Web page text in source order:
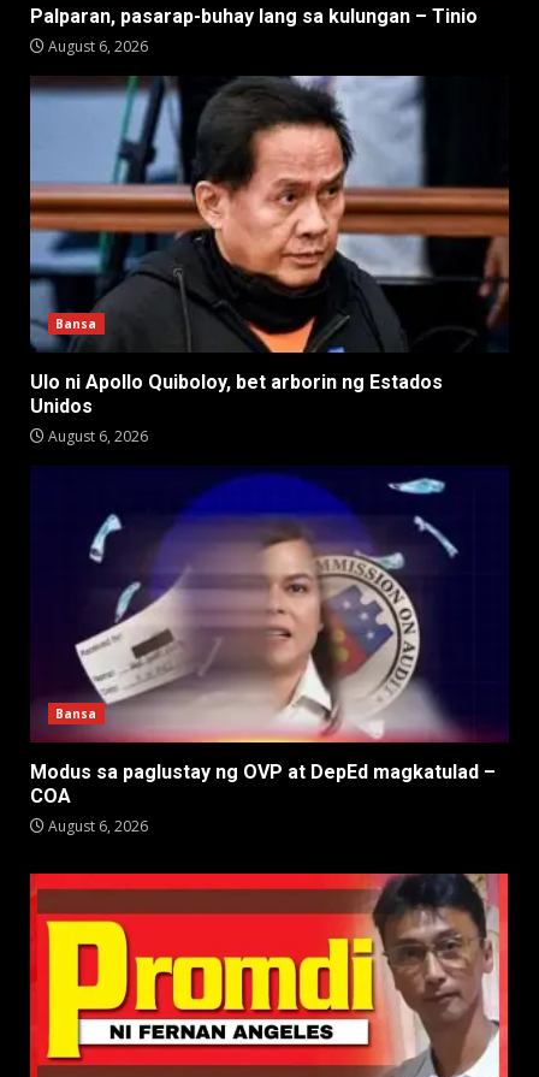
Palparan, pasarap-buhay lang sa kulungan – Tinio
August 6, 2026
Bansa
Ulo ni Apollo Quiboloy, bet arborin ng Estados
Unidos
August 6, 2026
Bansa
Modus sa paglustay ng OVP at DepEd magkatulad –
COA
August 6, 2026